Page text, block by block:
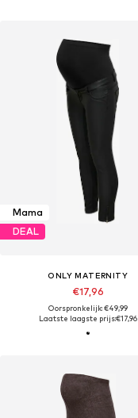
Mama
DEAL
ONLY MATERNITY
€17,96
Oorspronkelijk: €49,99
Laatste laagste prijs:€17,96